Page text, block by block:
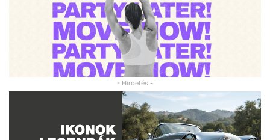
- Hirdetés -